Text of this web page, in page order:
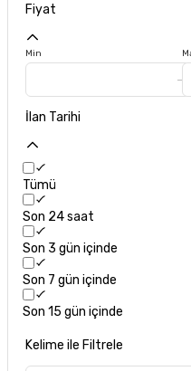
Fiyat
Min
İlan Tarihi
Tümü
Son 24 saat
Son 3 gün içinde
Son 7 gün içinde
Son 15 gün içinde
Kelime ile Filtrele